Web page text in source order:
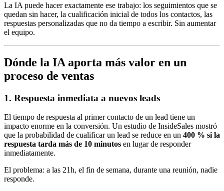
La IA puede hacer exactamente ese trabajo: los seguimientos que se
quedan sin hacer, la cualificación inicial de todos los contactos, las
respuestas personalizadas que no da tiempo a escribir. Sin aumentar
el equipo.
Dónde la IA aporta más valor en un
proceso de ventas
1. Respuesta inmediata a nuevos leads
El tiempo de respuesta al primer contacto de un lead tiene un
impacto enorme en la conversión. Un estudio de InsideSales mostró
que la probabilidad de cualificar un lead se reduce en un 400 % si la
respuesta tarda más de 10 minutos en lugar de responder
inmediatamente.
El problema: a las 21h, el fin de semana, durante una reunión, nadie
responde.